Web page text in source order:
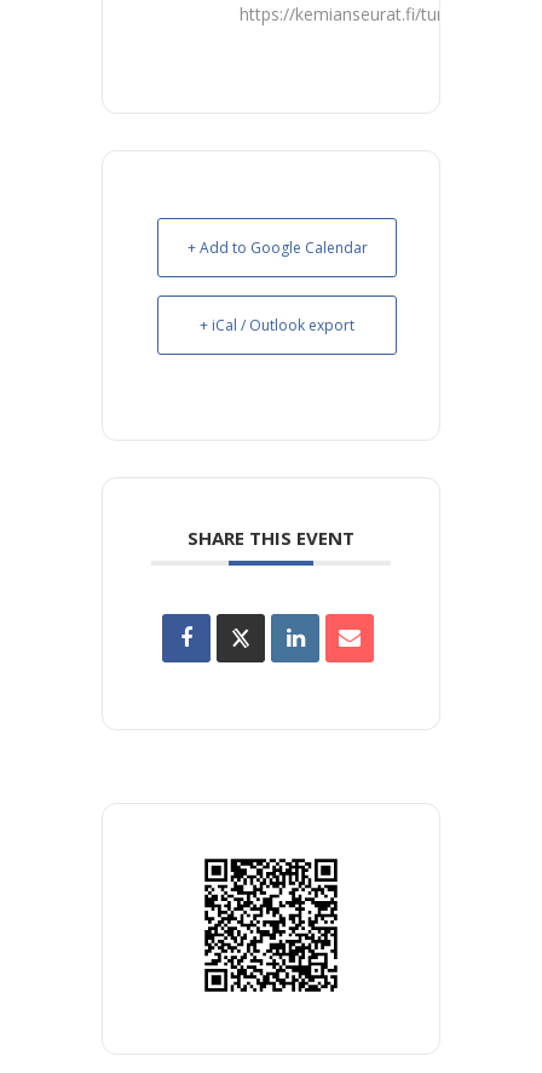
https://kemianseurat.fi/turku/
+ Add to Google Calendar
+ iCal / Outlook export
SHARE THIS EVENT